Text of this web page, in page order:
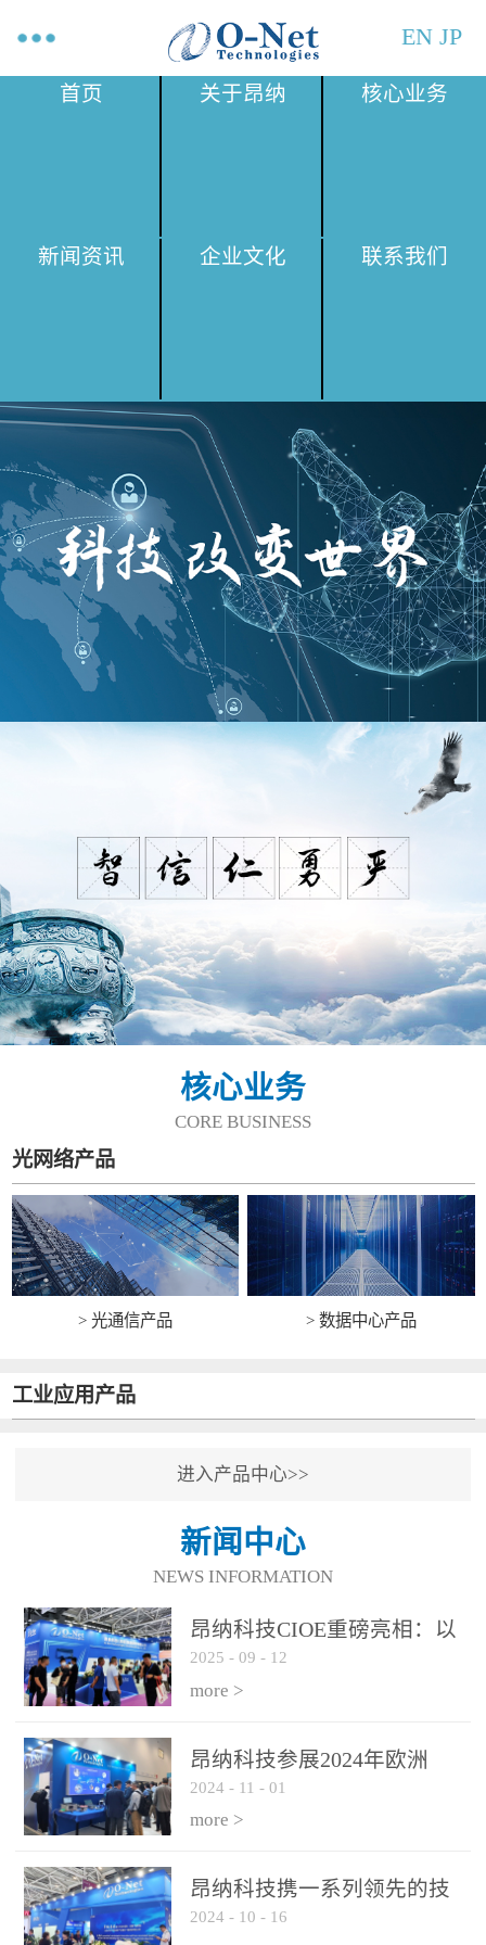
EN JP
首页 关于昂纳 核心业务
新闻资讯 企业文化 联系我们
核心业务
CORE BUSINESS
光网络产品
> 光通信产品 > 数据中心产品
工业应用产品
进入产品中心>>
新闻中心
NEWS INFORMATION
昂纳科技CIOE重磅亮相：以
光通信创新引擎，驱动AI与
算力互联新时代
2025 - 09 - 12
more >
昂纳科技参展2024年欧洲
ECOC展会
2024 - 11 - 01
more >
昂纳科技携一系列领先的技
术平台和优秀产品参展2024
2024 - 10 - 16